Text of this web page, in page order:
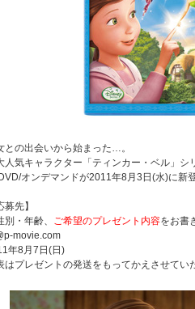
との出会いから始まった…。
人気キャラクター「ティンカー・ベル」シ
オンデマンドが2011年8月3日(水)に新
募先】
・年齢、 ご希望のプレゼント内容をお書
movie.com
年8月7日(日)
プレゼントの発送をもってかえさせてい